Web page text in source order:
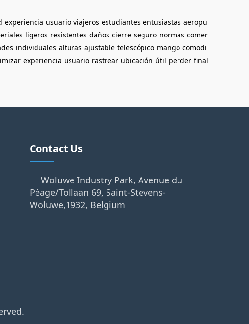
experiencia usuario viajeros estudiantes entusiastas aeropu
ligeros resistentes daños cierre seguro normas comer
individuales alturas ajustable telescópico mango comodi
experiencia usuario rastrear ubicación útil perder final
Contact Us
Woluwe Industry Park, Avenue du
Péage/Tollaan 69, Saint-Stevens-
Woluwe,1932, Belgium